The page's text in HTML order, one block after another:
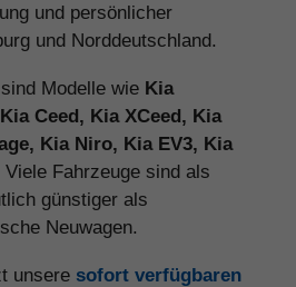
und persönlicher
und Norddeutschland.
Modelle wie Kia
Ceed, Kia XCeed, Kia
Kia Niro, Kia EV3, Kia
Viele Fahrzeuge sind als
günstiger als
Neuwagen.
unsere sofort verfügbaren